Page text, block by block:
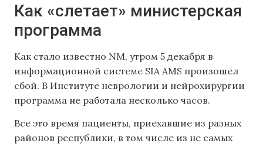
Как «слетает» министерская
программа
Как стало известно NM, утром 5 декабря в
информационной системе SIA AMS произошел
сбой. В Институте неврологии и нейрохирургии
программа не работала несколько часов.
Все это время пациенты, приехавшие из разных
районов республики, в том числе из не самых